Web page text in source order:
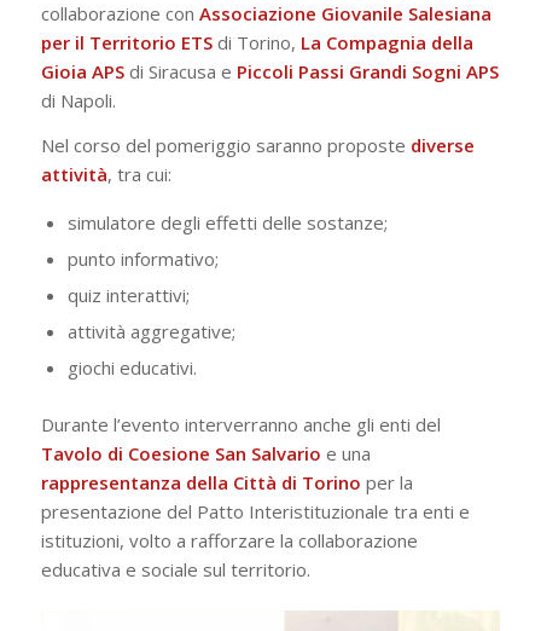
collaborazione con Associazione Giovanile Salesiana
per il Territorio ETS di Torino, La Compagnia della
Gioia APS di Siracusa e Piccoli Passi Grandi Sogni APS
di Napoli.
Nel corso del pomeriggio saranno proposte diverse
attività, tra cui:
simulatore degli effetti delle sostanze;
punto informativo;
quiz interattivi;
attività aggregative;
giochi educativi.
Durante l’evento interverranno anche gli enti del
Tavolo di Coesione San Salvario e una
rappresentanza della Città di Torino per la
presentazione del Patto Interistituzionale tra enti e
istituzioni, volto a rafforzare la collaborazione
educativa e sociale sul territorio.